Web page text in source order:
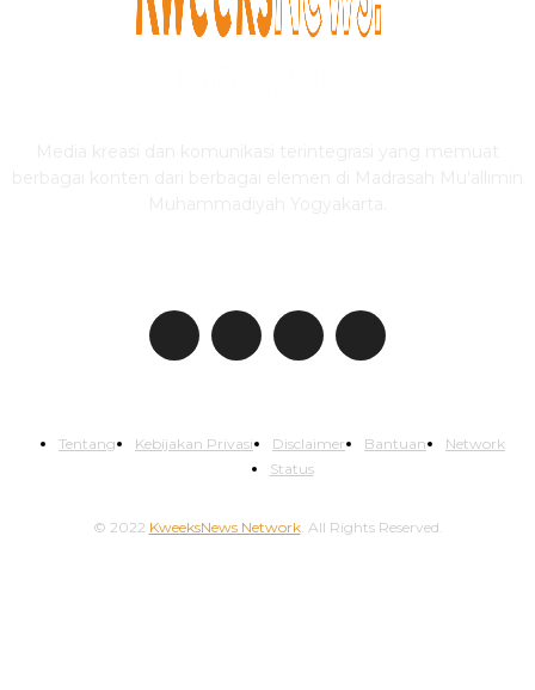
© 2022 KweeksNews Network. All Rights Reserved.
Tentang Kebijakan Privasi Disclaimer Bantuan
Network
Status